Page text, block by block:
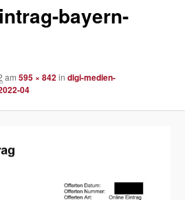
bayern-
am595 × 842indigi-medien-
04